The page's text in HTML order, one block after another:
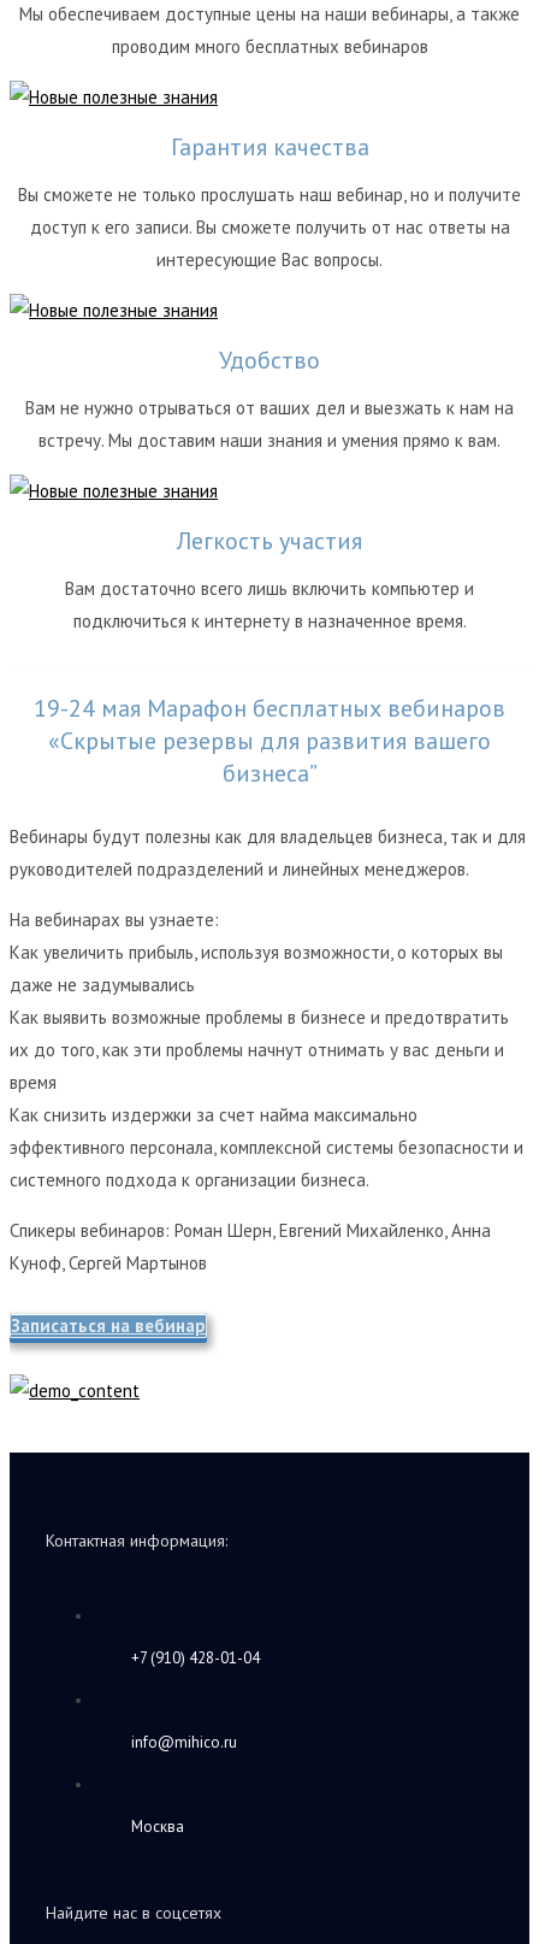
Мы обеспечиваем доступные цены на наши вебинары, а также
проводим много бесплатных вебинаров
Гарантия качества
Вы сможете не только прослушать наш вебинар, но и получите
доступ к его записи. Вы сможете получить от нас ответы на
интересующие Вас вопросы.
Удобство
Вам не нужно отрываться от ваших дел и выезжать к нам на
встречу. Мы доставим наши знания и умения прямо к вам.
Легкость участия
Вам достаточно всего лишь включить компьютер и
подключиться к интернету в назначенное время.
19-24 мая Марафон бесплатных вебинаров
«Скрытые резервы для развития вашего
бизнеса”
Вебинары будут полезны как для владельцев бизнеса, так и для
руководителей подразделений и линейных менеджеров.
На вебинарах вы узнаете:
Как увеличить прибыль, используя возможности, о которых вы
даже не задумывались
Как выявить возможные проблемы в бизнесе и предотвратить
их до того, как эти проблемы начнут отнимать у вас деньги и
время
Как снизить издержки за счет найма максимально
эффективного персонала, комплексной системы безопасности и
системного подхода к организации бизнеса.
Спикеры вебинаров: Роман Шерн, Евгений Михайленко, Анна
Куноф, Сергей Мартынов
Записаться на вебинар
Контактная информация:
+7 (910) 428-01-04
info@mihico.ru
Москва
Найдите нас в соцсетях